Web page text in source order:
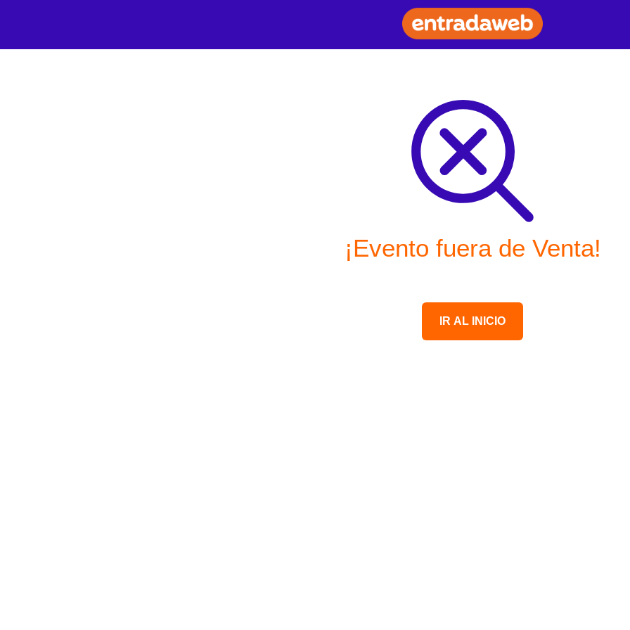
¡Evento fuera de Venta!
IR AL INICIO